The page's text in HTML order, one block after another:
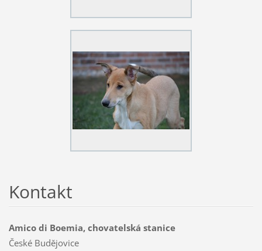
Kontakt
Amico di Boemia, chovatelská stanice
České Budějovice